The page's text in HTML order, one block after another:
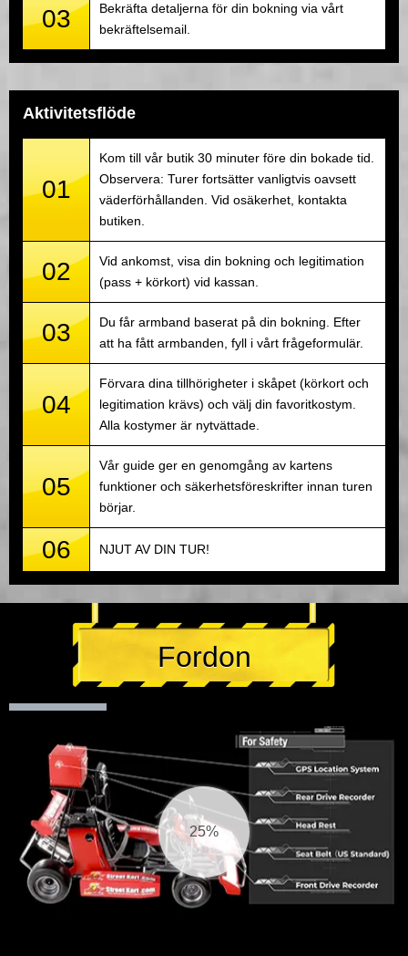
03
Bekräfta detaljerna för din bokning via vårt
bekräftelsemail.
Aktivitetsflöde
01
Kom till vår butik 30 minuter före din bokade tid.
Observera: Turer fortsätter vanligtvis oavsett
väderförhållanden. Vid osäkerhet, kontakta
butiken.
02
Vid ankomst, visa din bokning och legitimation
(pass + körkort) vid kassan.
03
Du får armband baserat på din bokning. Efter
att ha fått armbanden, fyll i vårt frågeformulär.
04
Förvara dina tillhörigheter i skåpet (körkort och
legitimation krävs) och välj din favoritkostym.
Alla kostymer är nytvättade.
05
Vår guide ger en genomgång av kartens
funktioner och säkerhetsföreskrifter innan turen
börjar.
06 NJUT AV DIN TUR!
Fordon
25%